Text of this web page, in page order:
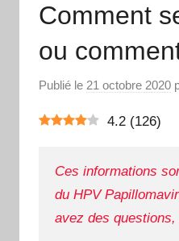
Comment
ou
Publié le 21 octobre 2020
4.2 (126)
Ces informations
du HPV
avez des